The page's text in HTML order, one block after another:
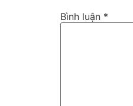
Bình luận *